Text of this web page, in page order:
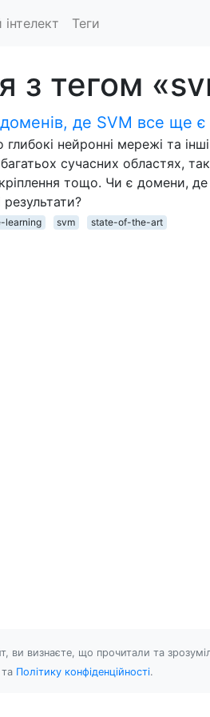
Теги
з тегом
де SVM все ще
нейронні мережі та
сучасних областях,
тощо. Чи є домени,
результати?
learning svm state-of-the-art
ви визнаєте, що прочитали та
та Політику конфіденційності.